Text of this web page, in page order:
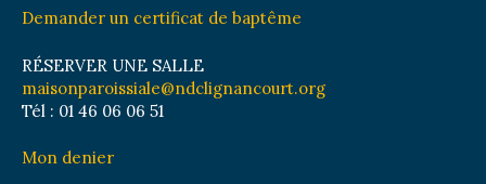
Demander un certificat de baptême
RÉSERVER UNE SALLE
maisonparoissiale@ndclignancourt.org
Tél : 01 46 06 06 51
Mon denier